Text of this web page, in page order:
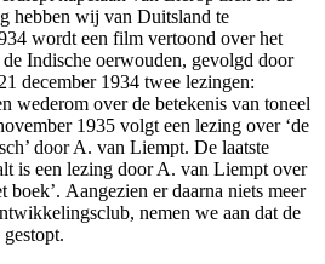
hebben wij van Duitsland te
wordt een film vertoond over het
Indische oerwouden, gevolgd door
december 1934 twee lezingen:
wederom over de betekenis van toneel
1935 volgt een lezing over ‘de
door A. van Liempt. De laatste
is een lezing door A. van Liempt over
boek’. Aangezien er daarna niets meer
nemen we aan dat de